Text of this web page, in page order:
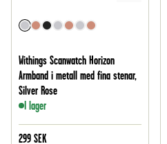
Withings Scanwatch Horizon
Armband i metall med fina stenar,
Silver Rose
I lager
299 SEK